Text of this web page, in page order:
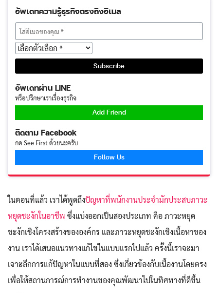
อัพเดทความรู้ธุรกิจตรงถึงอีเมล
อัพเดทผ่าน LINE
หรือปรึกษาเราเรื่องธุรกิจ
Add Friend
ติดตาม Facebook
กด See First ด้วยนะครับ
Follow Us
ในตอนที่แล้ว เราได้พูดถึงปัญหาที่พนักงานประจำมักประสบภาวะ
หยุดชะงักในอาชีพ ซึ่งแบ่งออกเป็นสองประเภท คือ ภาวะหยุด
ชะงักเชิงโครงสร้างขององค์กร และภาวะหยุดชะงักเชิงเนื้อหาของ
งาน เราได้เสนอแนวทางแก้ไขในแบบแรกไปแล้ว ครั้งนี้เราจะมา
เจาะลึกการแก้ปัญหาในแบบที่สอง ซึ่งเกี่ยวข้องกับเนื้องานโดยตรง
เพื่อให้สถานการณ์การทำงานของคุณพัฒนาไปในทิศทางที่ดีขึ้น